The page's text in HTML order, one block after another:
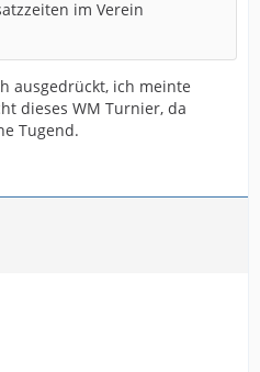
im Verein
ausgedrückt, ich meinte
dieses WM Turnier, da
Tugend.